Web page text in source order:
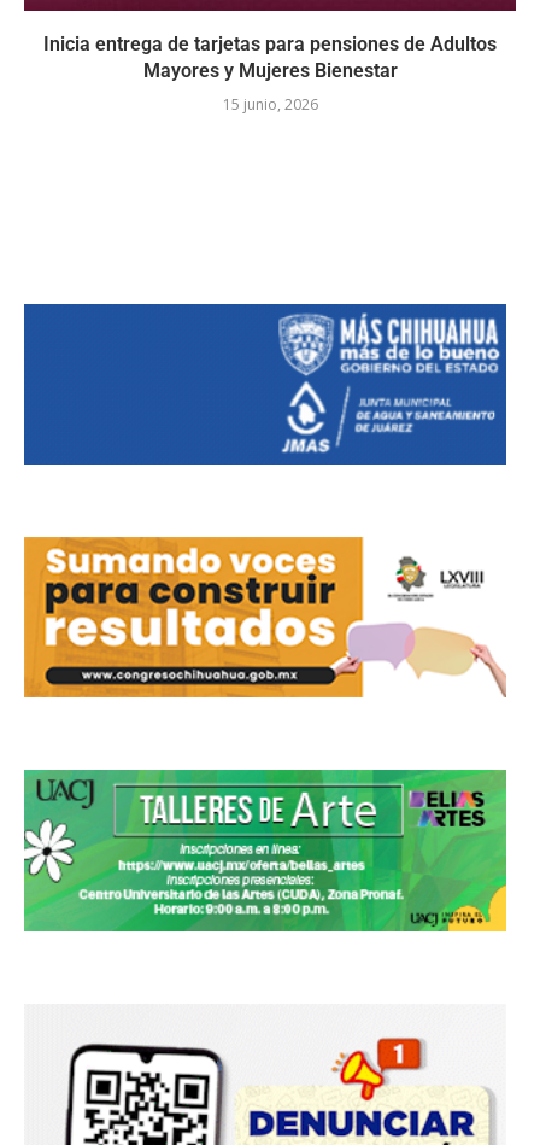
Inicia entrega de tarjetas para pensiones de Adultos
Mayores y Mujeres Bienestar
15 junio, 2026